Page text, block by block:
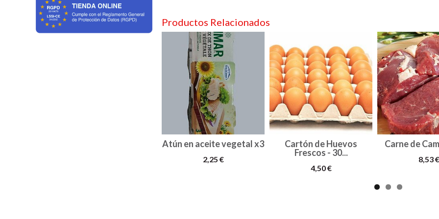
Productos Relacionados
Atún en aceite vegetal x3
2,25 €
Cartón de Huevos
Frescos - 30...
4,50 €
Carne de
8,53 €